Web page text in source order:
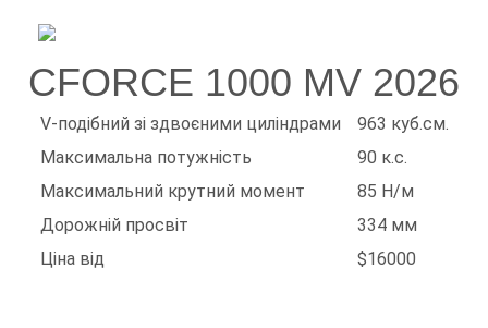
CFORCE 1000 MV 2026
V-подібний зі здвоєними циліндрами
963 куб.см.
Максимальна потужність
90 к.с.
Максимальний крутний момент
85 Н/м
Дорожній просвіт
334 мм
Ціна від
$16000